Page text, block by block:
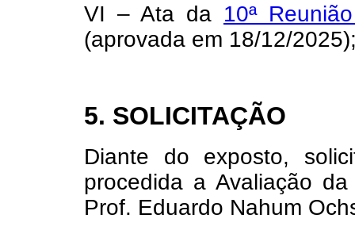
VI – Ata da 10ª
(aprovada em 18/12/
5. SOLICITAÇÃO
Diante do exposto,
procedida a Avaliação
Prof. Eduardo Nahum